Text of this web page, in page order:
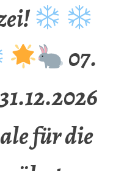
07.
für die